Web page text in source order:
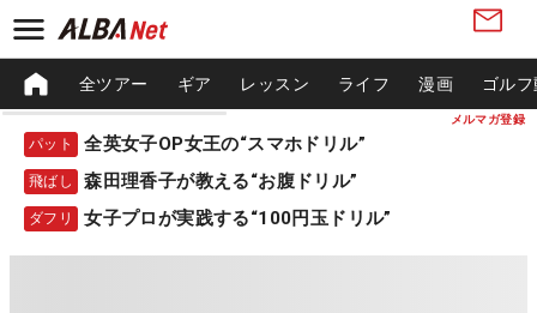
メルマガ登録
全ツアー ギア レッスン ライフ 漫画 ゴル
パット 全英女子OP女王の“スマホドリル”
飛ばし 森田理香子が教える“お腹ドリル”
ダフリ 女子プロが実践する“100円玉ドリル”